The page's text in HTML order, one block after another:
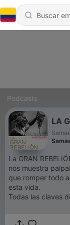
Podcasts
LA
La GRAN
nos muestra
que romper todo
esta vida.
Todas las claves
nuestros Yoes,